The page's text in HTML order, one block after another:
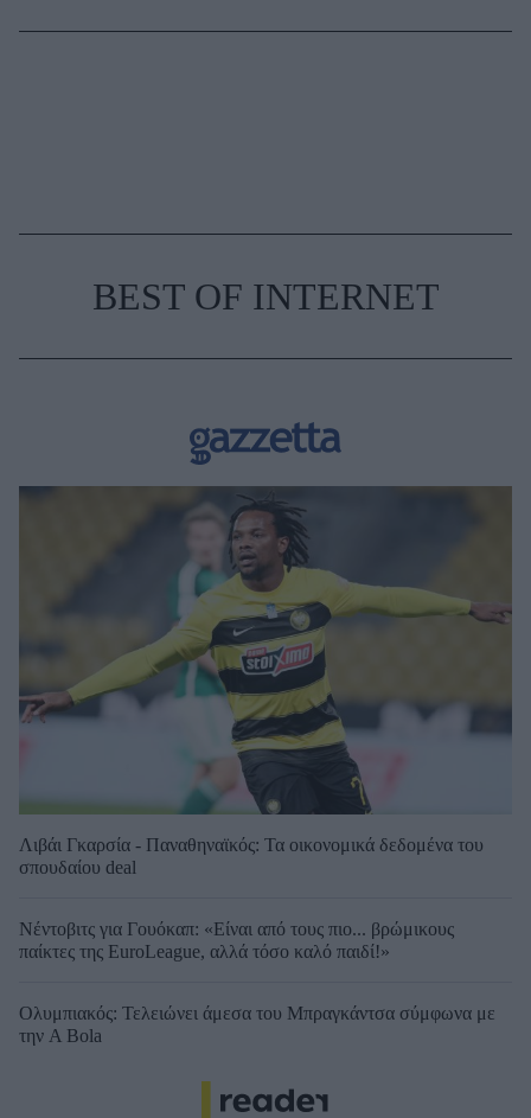
BEST OF INTERNET
Λιβάι Γκαρσία - Παναθηναϊκός: Τα οικονομικά δεδομένα του
σπουδαίου deal
Νέντοβιτς για Γουόκαπ: «Είναι από τους πιο... βρώμικους
παίκτες της EuroLeague, αλλά τόσο καλό παιδί!»
Ολυμπιακός: Τελειώνει άμεσα του Μπραγκάντσα σύμφωνα με
την A Bola